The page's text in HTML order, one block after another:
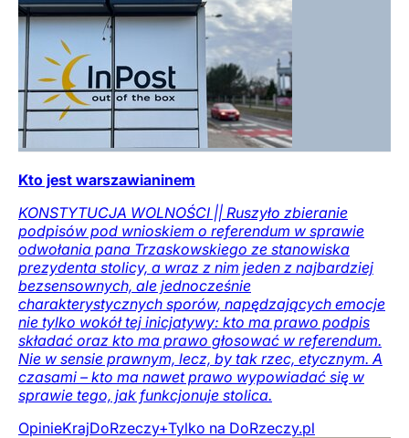
Kto jest warszawianinem
KONSTYTUCJA WOLNOŚCI || Ruszyło zbieranie
podpisów pod wnioskiem o referendum w sprawie
odwołania pana Trzaskowskiego ze stanowiska
prezydenta stolicy, a wraz z nim jeden z najbardziej
bezsensownych, ale jednocześnie
charakterystycznych sporów, napędzających emocje
nie tylko wokół tej inicjatywy: kto ma prawo podpis
składać oraz kto ma prawo głosować w referendum.
Nie w sensie prawnym, lecz, by tak rzec, etycznym. A
czasami – kto ma nawet prawo wypowiadać się w
sprawie tego, jak funkcjonuje stolica.
OpinieKrajDoRzeczy+Tylko na DoRzeczy.pl